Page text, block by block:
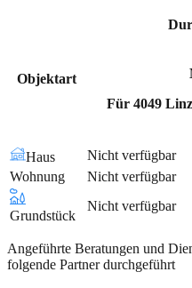
Objektart
Für 4049
Haus
Nicht verfügbar
Wohnung
Nicht verfügbar
Grundstück
Nicht verfügbar
Angeführte Beratungen und
folgende Partner durchgeführt